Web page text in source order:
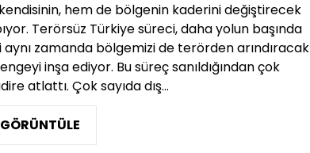
hem de bölgenin kaderini değiştirecek
Terörsüz Türkiye süreci, daha yolun başında
aynı zamanda bölgemizi de terörden arındıracak
inşa ediyor. Bu süreç sanıldığından çok
atlattı. Çok sayıda dış...